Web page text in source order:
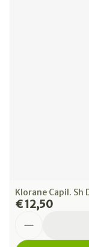
Klorane Capil.
€ 12,50